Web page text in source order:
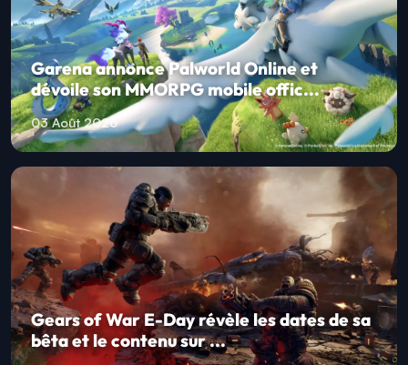
Garena annonce Palworld Online et
dévoile son MMORPG mobile offic...
03 Août 2026
Gears of War E-Day révèle les dates de sa
bêta et le contenu sur ...